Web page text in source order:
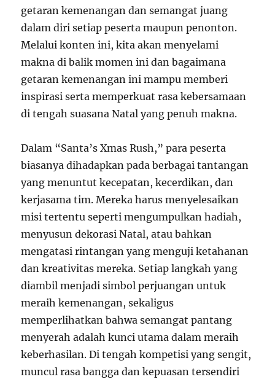
getaran kemenangan dan semangat juang
dalam diri setiap peserta maupun penonton.
Melalui konten ini, kita akan menyelami
makna di balik momen ini dan bagaimana
getaran kemenangan ini mampu memberi
inspirasi serta memperkuat rasa kebersamaan
di tengah suasana Natal yang penuh makna.
Dalam “Santa’s Xmas Rush,” para peserta
biasanya dihadapkan pada berbagai tantangan
yang menuntut kecepatan, kecerdikan, dan
kerjasama tim. Mereka harus menyelesaikan
misi tertentu seperti mengumpulkan hadiah,
menyusun dekorasi Natal, atau bahkan
mengatasi rintangan yang menguji ketahanan
dan kreativitas mereka. Setiap langkah yang
diambil menjadi simbol perjuangan untuk
meraih kemenangan, sekaligus
memperlihatkan bahwa semangat pantang
menyerah adalah kunci utama dalam meraih
keberhasilan. Di tengah kompetisi yang sengit,
muncul rasa bangga dan kepuasan tersendiri